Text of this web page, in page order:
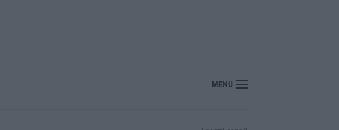
Uomo aggredito, pestato e ucciso, arrestati quattro giovani
MENU